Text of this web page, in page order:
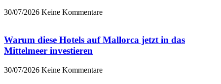
30/07/2026 Keine Kommentare
Warum diese Hotels auf Mallorca jetzt in das
Mittelmeer investieren
30/07/2026 Keine Kommentare